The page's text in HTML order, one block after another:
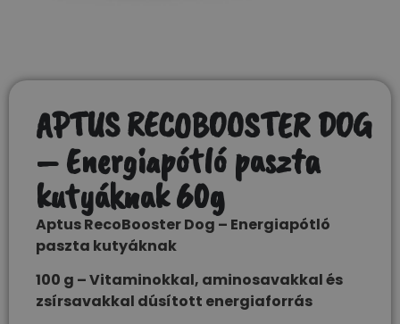
APTUS RECOBOOSTER DOG
– Energiapótló paszta
kutyáknak 60g
Aptus RecoBooster Dog – Energiapótló
paszta kutyáknak
100 g – Vitaminokkal, aminosavakkal és
zsírsavakkal dúsított energiaforrás